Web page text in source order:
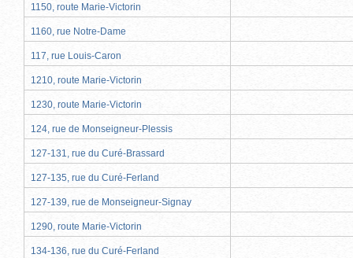
1150, route Marie-Victorin
1160, rue Notre-Dame
117, rue Louis-Caron
1210, route Marie-Victorin
1230, route Marie-Victorin
124, rue de Monseigneur-Plessis
127-131, rue du Curé-Brassard
127-135, rue du Curé-Ferland
127-139, rue de Monseigneur-Signay
1290, route Marie-Victorin
134-136, rue du Curé-Ferland